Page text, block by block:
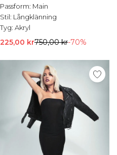
Passform: Main
Stil: Långklänning
Tyg: Akryl
225,00 kr750,00 kr-70%